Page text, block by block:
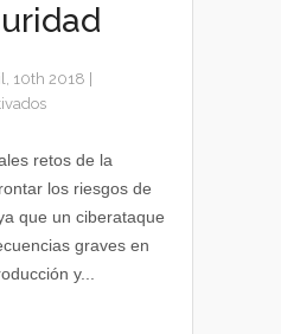
10th 2018
en
Industria
ciberseguridad
retos de la
los riesgos de
que un ciberataque
graves en
y...